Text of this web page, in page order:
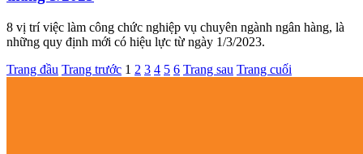
8 vị trí việc làm công chức nghiệp vụ chuyên ngành ngân hàng, là
những quy định mới có hiệu lực từ ngày 1/3/2023.
Trang đầu Trang trước 1 2 3 4 5 6 Trang sau Trang cuối